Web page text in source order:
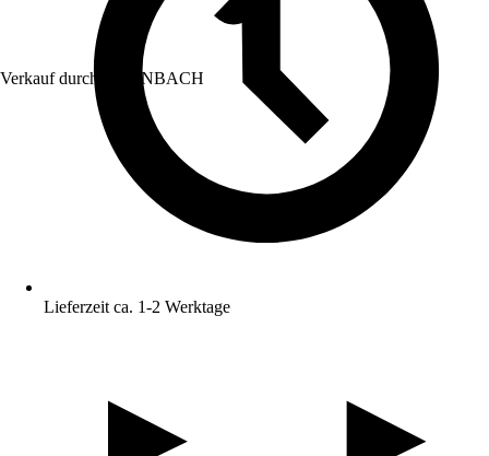
Verkauf durch: HORNBACH
Lieferzeit ca. 1-2 Werktage